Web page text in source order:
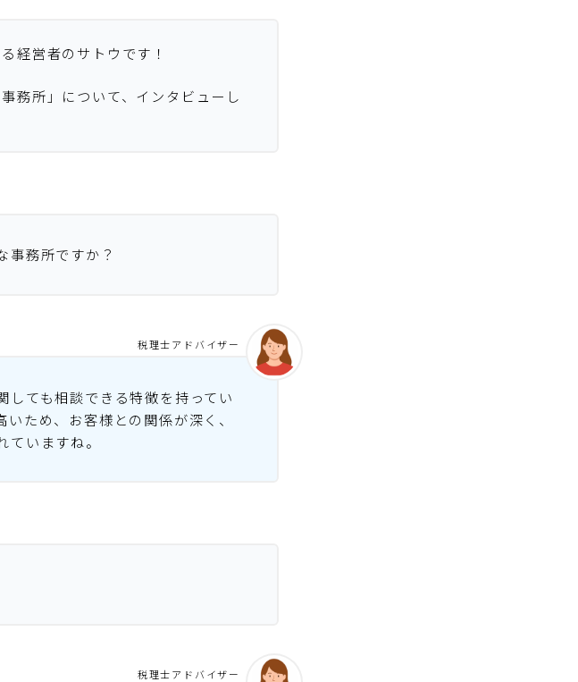
経営者のサトウです！
務所」について、インタビューし
事務所ですか？
しても相談できる特徴を持ってい
ため、お客様との関係が深く、
いますね。
税理士アドバイザー
税理士アドバイザー